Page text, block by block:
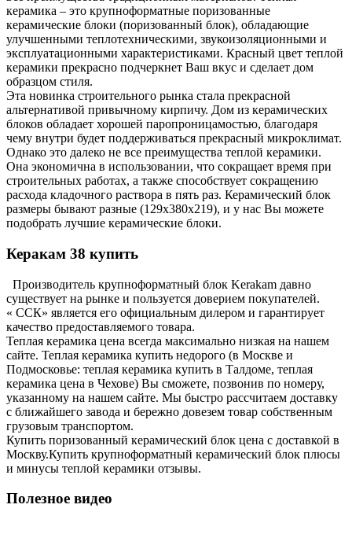
керамика – это крупноформатные поризованные
керамические блоки (поризованный блок), обладающие
улучшенными теплотехническими, звукоизоляционными и
эксплуатационными характеристиками. Красный цвет теплой
керамики прекрасно подчеркнет Ваш вкус и сделает дом
образцом стиля.
Эта новинка строительного рынка стала прекрасной
альтернативой привычному кирпичу. Дом из керамических
блоков обладает хорошей паропроницамостью, благодаря
чему внутри будет поддерживаться прекрасный микроклимат.
Однако это далеко не все преимущества теплой керамики.
Она экономична в использовании, что сокращает время при
строительных работах, а также способствует сокращению
расхода кладочного раствора в пять раз. Керамический блок
размеры бывают разные (129х380х219), и у нас Вы можете
подобрать лучшие керамические блоки.
Керакам 38 купить
Производитель крупноформатный блок Kerakam давно
существует на рынке и пользуется доверием покупателей.
« ССК» является его официальным дилером и гарантирует
качество предоставляемого товара.
Теплая керамика цена всегда максимально низкая на нашем
сайте. Теплая керамика купить недорого (в Москве и
Подмосковье: теплая керамика купить в Талдоме, теплая
керамика цена в Чехове) Вы сможете, позвонив по номеру,
указанному на нашем сайте. Мы быстро рассчитаем доставку
с ближайшего завода и бережно довезем товар собственным
грузовым транспортом.
Купить поризованный керамический блок цена с доставкой в
Москву.Купить крупноформатный керамический блок плюсы
и минусы теплой керамики отзывы.
Полезное видео